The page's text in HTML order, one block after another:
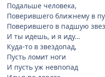
Подальше человека,
Поверившего ближнему в
Поверившего в падшую
И ты идешь, и я иду…
Куда-то в звездопад,
Пусть ломит ноги
И пусть уж невпопад